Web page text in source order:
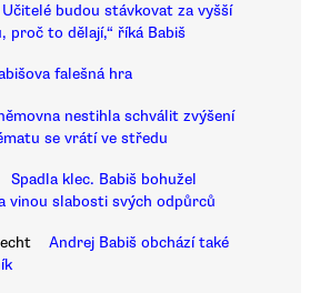
Učitelé budou stávkovat za vyšší
proč to dělají,“ říká Babiš
falešná hra
nestihla schválit zvýšení
se vrátí ve středu
Spadla klec. Babiš bohužel
vinou slabosti svých odpůrců
Andrej Babiš obchází také